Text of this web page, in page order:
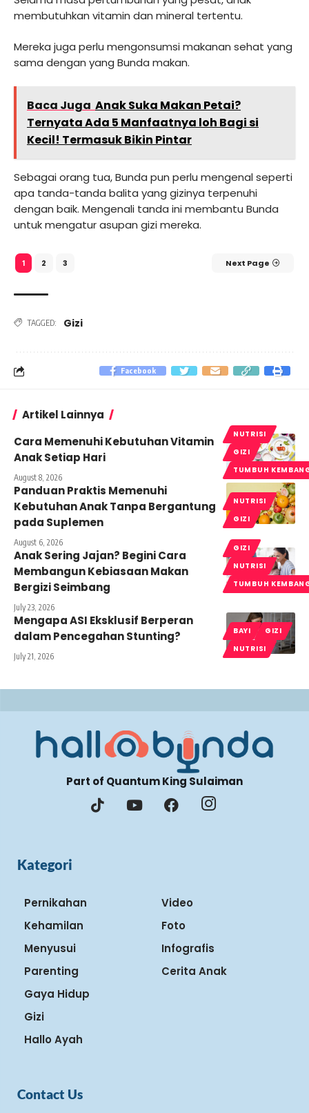
membutuhkan vitamin dan mineral tertentu.
Mereka juga perlu mengonsumsi makanan sehat yang
sama dengan yang Bunda makan.
Baca Juga Anak Suka Makan Petai?
Ternyata Ada 5 Manfaatnya loh Bagi si
Kecil! Termasuk Bikin Pintar
Sebagai orang tua, Bunda pun perlu mengenal seperti
apa tanda-tanda balita yang gizinya terpenuhi
dengan baik. Mengenali tanda ini membantu Bunda
untuk mengatur asupan gizi mereka.
1 2 3 Next Page
TAGGED: Gizi
Facebook
Artikel Lainnya
NUTRISI
GIZI
TUMBUH
Cara Memenuhi Kebutuhan Vitamin
Anak Setiap Hari
August 8, 2026
NUTRISI
GIZI
Panduan Praktis Memenuhi
Kebutuhan Anak Tanpa Bergantung
pada Suplemen
August 6, 2026
GIZI
NUTRISI
TUMBUH
Anak Sering Jajan? Begini Cara
Membangun Kebiasaan Makan
Bergizi Seimbang
July 23, 2026
BAYI
GIZI
NUTRISI
Mengapa ASI Eksklusif Berperan
dalam Pencegahan Stunting?
July 21, 2026
Part of Quantum King Sulaiman
Kategori
Pernikahan
Kehamilan
Menyusui
Parenting
Gaya Hidup
Gizi
Hallo Ayah
Video
Foto
Infografis
Cerita Anak
Contact Us